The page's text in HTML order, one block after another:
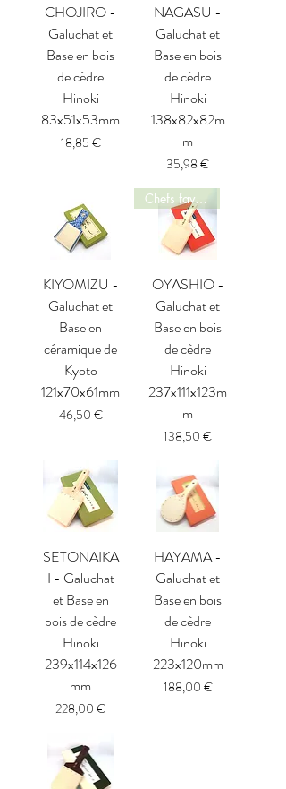
CHOJIRO -
Galuchat et
Base en bois
de cèdre
Hinoki
83x51x53mm
Prix
18,85 €
NAGASU -
Galuchat et
Base en bois
de cèdre
Hinoki
138x82x82m
m
Prix
35,98 €
KIYOMIZU -
Galuchat et
Base en
céramique de
Kyoto
121x70x61mm
Prix
46,50 €
OYASHIO -
Galuchat et
Base en bois
de cèdre
Hinoki
237x111x123m
m
Prix
138,50 €
SETONAIKA
I - Galuchat
et Base en
bois de cèdre
Hinoki
239x114x126
mm
Prix
228,00 €
HAYAMA -
Galuchat et
Base en bois
de cèdre
Hinoki
223x120mm
Prix
188,00 €